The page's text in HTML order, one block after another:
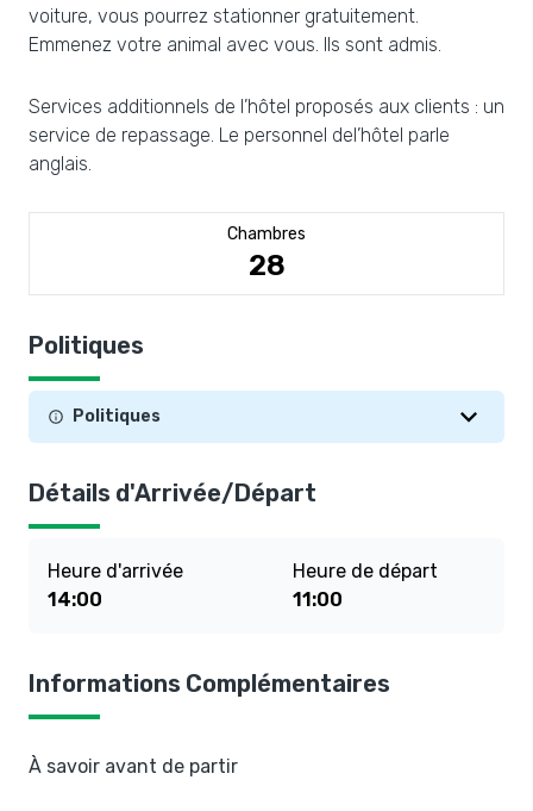
voiture, vous pourrez stationner gratuitement.
Emmenez votre animal avec vous. Ils sont admis.
Services additionnels de l’hôtel proposés aux clients : un
service de repassage. Le personnel del’hôtel parle
anglais.
Chambres
28
Politiques
Politiques
Détails d'Arrivée/Départ
Heure d'arrivée
14:00
Heure de départ
11:00
Informations Complémentaires
À savoir avant de partir